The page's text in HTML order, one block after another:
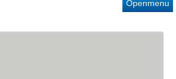
Openmenu